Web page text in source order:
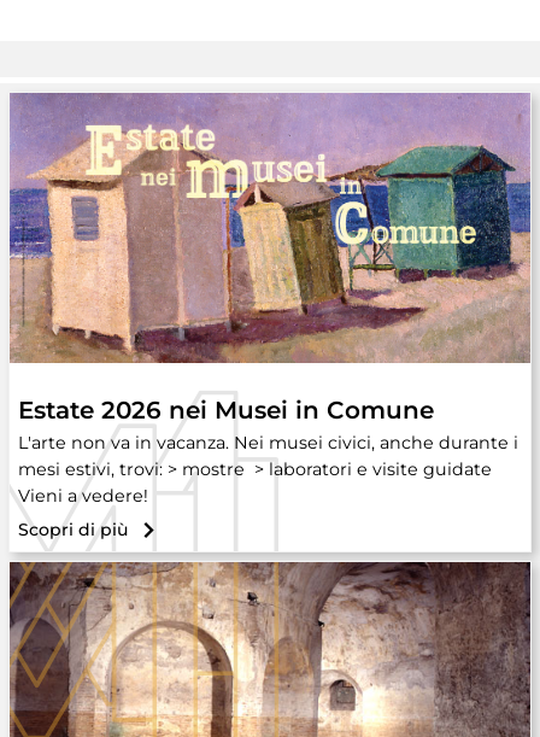
Estate 2026 nei Musei in Comune
L'arte non va in vacanza. Nei musei civici, anche durante i
mesi estivi, trovi: > mostre > laboratori e visite guidate
Vieni a vedere!
Scopri di più